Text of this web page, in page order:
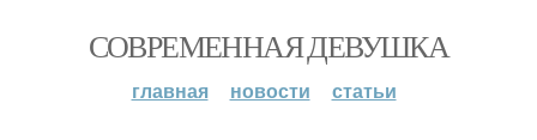
СОВРЕМЕННАЯ ДЕВУШКА
главная новости статьи